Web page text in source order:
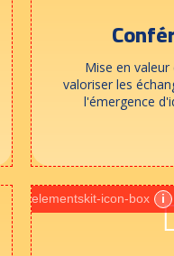
Mise en valeur
valoriser les
l'émergence
elementskit-icon-box i